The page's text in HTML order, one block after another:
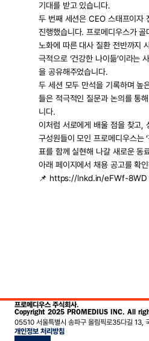
기대를 받고 있습니다.
두 번째 세션은 CEO 스태프이자
진행했습니다. 프로메디우스가
노화에 따른 대사 질환 전반까지
극적으로 ‘건강한 나이듦’이라는
을 공유해주었습니다.
두 세션 모두 만석을 기록하며 높
들은 적극적인 질문과 논의를 통
니다.
이처럼 서로에게 배울 점을 찾고,
구성원들이 모인 프로메디우스는
표를 함께 실현해 나갈 새로운 동
아래 페이지에서 채용 공고를 확
📌 https://lnkd.in/eFWf-8WD
프로메디우스 주식회사.
Copyright 2025 PROMEDIUS INC. All
05510 서울특별시 송파구 올림픽로35다길 13,
개인정보 처리방침